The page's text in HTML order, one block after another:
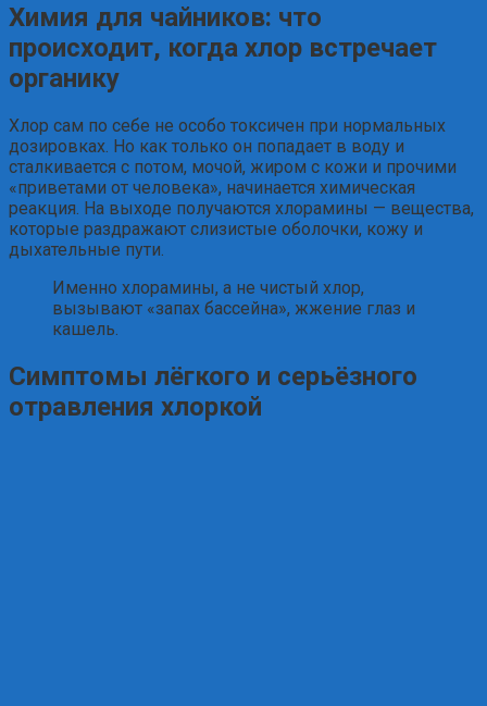
Химия для чайников: что
происходит, когда хлор встречает
органику
Хлор сам по себе не особо токсичен при нормальных
дозировках. Но как только он попадает в воду и
сталкивается с потом, мочой, жиром с кожи и прочими
«приветами от человека», начинается химическая
реакция. На выходе получаются хлорамины — вещества,
которые раздражают слизистые оболочки, кожу и
дыхательные пути.
Именно хлорамины, а не чистый хлор,
вызывают «запах бассейна», жжение глаз и
кашель.
Симптомы лёгкого и серьёзного
отравления хлоркой